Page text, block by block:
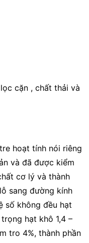
cặn , chất thải và
hoạt tính nói riêng
và đã được kiểm
cơ lý và thành
sang đường kính
số không đều hạt
hạt khô 1,4 –
tro 4%, thành phần